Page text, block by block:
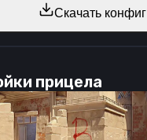
Скачать конфиг
прицела